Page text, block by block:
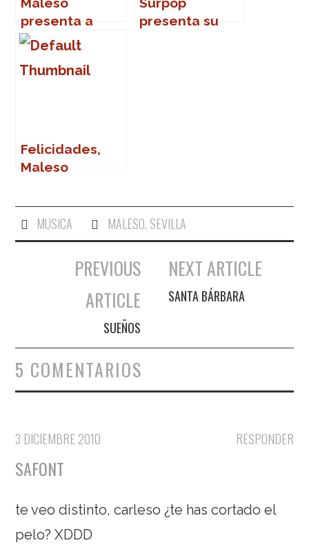
presenta a
Naked NaNa
presenta su
Felicidades,
Maleso
MUSICA MALESO, SEVILLA
Navegación de entradas
PREVIOUS
ARTICLE
SUEÑOS
NEXT ARTICLE
SANTA BÁRBARA
5 COMENTARIOS
RESPONDER
3 DICIEMBRE 2010
SAFONT
te veo distinto, carleso ¿te has cortado el
pelo? XDDD